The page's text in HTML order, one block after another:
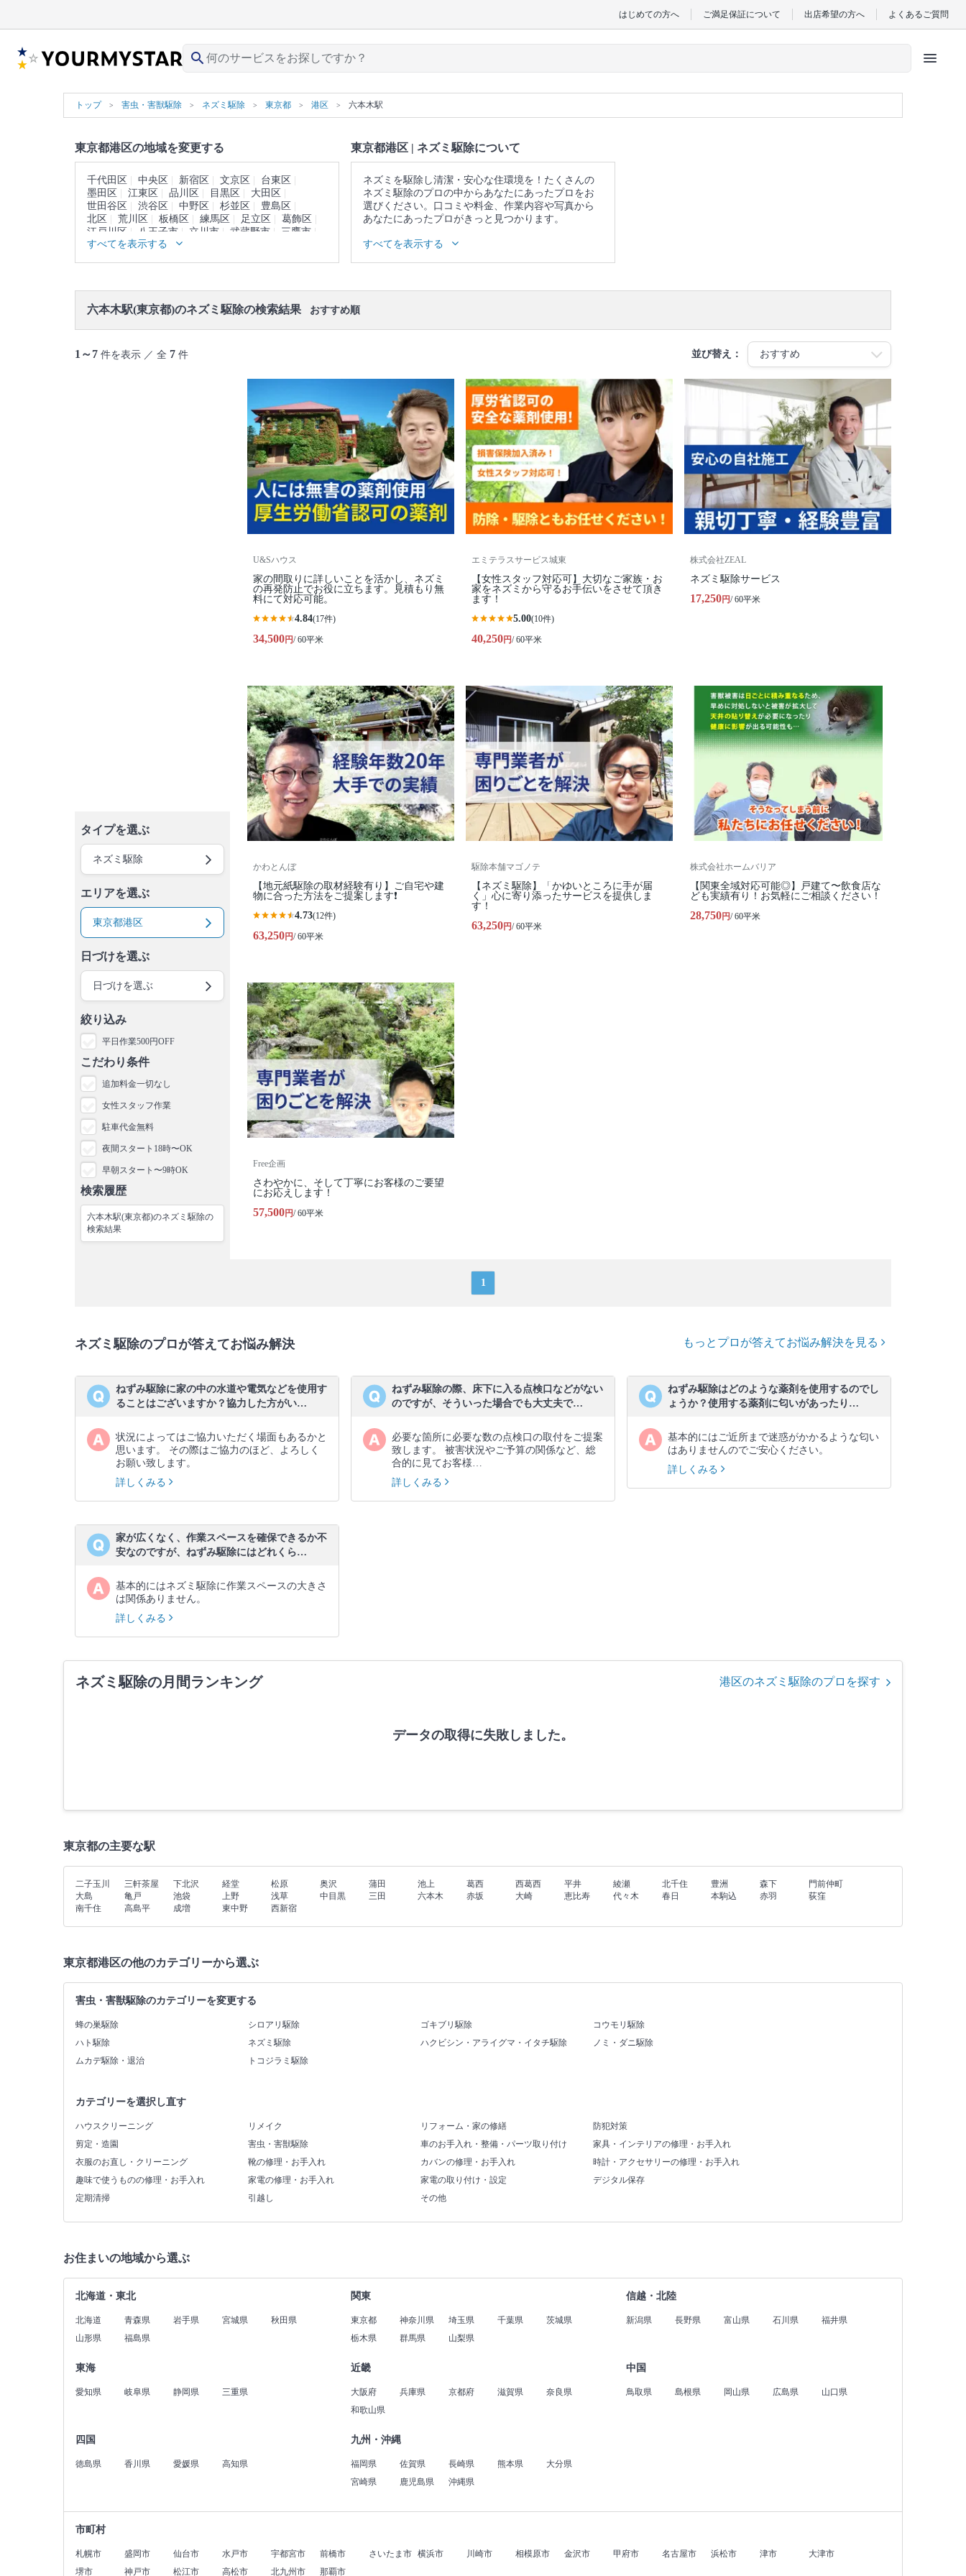
はじめての方へ ご満足保証について 出店希望の方へ よくあるご質問
search menu
トップ 害虫・害獣駆除 ネズミ駆除 東京都 港区 六本木駅
東京都港区の地域を変更する
千代田区 中央区 新宿区 文京区
台東区
墨田区
江東区 品川区 目黒区
大田区
世田谷区
渋谷区 中野区 杉並区
豊島区
北区
荒川区 板橋区 練馬区 足立区
葛飾区
江戸川区
八王子市 立川市 武蔵野市
三鷹市
青梅市
府中市 昭島市
大島町
利島村 新島村 神津島村
三宅島
すべてを表示する
東京都港区 | ネズミ駆除について
ネズミを駆除し清潔・安心な住環境を！たくさんの
ネズミ駆除のプロの中からあなたにあったプロをお
選びください。口コミや料金、作業内容や写真から
あなたにあったプロがきっと見つかります。
▼表示価格に含まれるネズミ駆除の作業範囲
ります。
すべてを表示する
六本木駅(東京都)のネズミ駆除の検索結果 おすすめ順
1～7 件を表示 ／ 全 7 件 並び替え：
タイプを選ぶ
ネズミ駆除
エリアを選ぶ
東京都港区
日づけを選ぶ
日づけを選ぶ
絞り込み
平日作業500円OFF
こだわり条件
追加料金一切なし
女性スタッフ作業
駐車代金無料
夜間スタート18時〜OK
早朝スタート〜9時OK
検索履歴
六本木駅(東京都)のネズミ駆除の
検索結果
U&Sハウス
家の間取りに詳しいことを活かし、ネズミ
の再発防止でお役に立ちます。見積もり無
料にて対応可能。
4.84(17件)
34,500円/ 60平米
エミテラスサービス城東
【女性スタッフ対応可】大切なご家族・お
家をネズミから守るお手伝いをさせて頂き
ます！
5.00(10件)
40,250円/ 60平米
株式会社ZEAL
ネズミ駆除サービス
17,250円/ 60平米
かわとんぼ
【地元紙駆除の取材経験有り】ご自宅や建
物に合った方法をご提案します❗️
4.73(12件)
63,250円/ 60平米
駆除本舗マゴノテ
【ネズミ駆除】「かゆいところに手が届
く」心に寄り添ったサービスを提供しま
す！
63,250円/ 60平米
株式会社ホームバリア
【関東全域対応可能◎】戸建て〜飲食店な
ども実績有り！お気軽にご相談ください！
28,750円/ 60平米
Free企画
さわやかに、そして丁寧にお客様のご要望
にお応えします！
57,500円/ 60平米
1
ネズミ駆除のプロが答えてお悩み解決 もっとプロが答えてお悩み解決を見る
ねずみ駆除に家の中の水道や電気などを使用す
ることはございますか？協力した方がい…
状況によってはご協力いただく場面もあるかと
思います。 その際はご協力のほど、よろしく
お願い致します。
詳しくみる
ねずみ駆除の際、床下に入る点検口などがない
のですが、そういった場合でも大丈夫で…
必要な箇所に必要な数の点検口の取付をご提案
致します。 被害状況やご予算の関係など、総
合的に見てお客様…
詳しくみる
ねずみ駆除はどのような薬剤を使用するのでし
ょうか？使用する薬剤に匂いがあったり…
基本的にはご近所まで迷惑がかかるような匂い
はありませんのでご安心ください。
詳しくみる
家が広くなく、作業スペースを確保できるか不
安なのですが、ねずみ駆除にはどれくら…
基本的にはネズミ駆除に作業スペースの大きさ
は関係ありません。
詳しくみる
ネズミ駆除の月間ランキング 港区のネズミ駆除のプロを探す
データの取得に失敗しました。
東京都の主要な駅
二子玉川 三軒茶屋 下北沢 経堂 松原 奥沢 蒲田 池上 葛西 西葛西 平井 綾瀬 北千住 豊洲 森下
門前仲町
大島
亀戸 池袋 上野 浅草 中目黒 三田 六本木 赤坂 大崎 恵比寿 代々木 春日 本駒込 赤羽
荻窪
南千住
高島平 成増 東中野 西新宿
東京都港区の他のカテゴリーから選ぶ
害虫・害獣駆除のカテゴリーを変更する
蜂の巣駆除 シロアリ駆除 ゴキブリ駆除
コウモリ駆除
ハト駆除
ネズミ駆除 ハクビシン・アライグマ・イタチ駆除
ノミ・ダニ駆除
ムカデ駆除・退治
トコジラミ駆除
カテゴリーを選択し直す
ハウスクリーニング リメイク リフォーム・家の修繕
防犯対策
剪定・造園
害虫・害獣駆除 車のお手入れ・整備・パーツ取り付け
家具・インテリアの修理・お手入れ
衣服のお直し・クリーニング
靴の修理・お手入れ カバンの修理・お手入れ
時計・アクセサリーの修理・お手入れ
趣味で使うものの修理・お手入れ
家電の修理・お手入れ 家電の取り付け・設定
デジタル保存
定期清掃
引越し その他
お住まいの地域から選ぶ
北海道・東北
北海道 青森県 岩手県 宮城県
秋田県
山形県
福島県
関東
東京都 神奈川県 埼玉県 千葉県
茨城県
栃木県
群馬県 山梨県
信越・北陸
新潟県 長野県 富山県 石川県 福井県
東海
愛知県 岐阜県 静岡県 三重県
近畿
大阪府 兵庫県 京都府 滋賀県
奈良県
和歌山県
中国
鳥取県 島根県 岡山県 広島県 山口県
四国
徳島県 香川県 愛媛県 高知県
九州・沖縄
福岡県 佐賀県 長崎県 熊本県
大分県
宮崎県
鹿児島県 沖縄県
市町村
札幌市 盛岡市 仙台市 水戸市 宇都宮市 前橋市 さいたま市 横浜市 川崎市 相模原市 金沢市 甲府市 名古屋市 浜松市 津市
大津市
堺市
神戸市 松江市 高松市 北九州市 那覇市